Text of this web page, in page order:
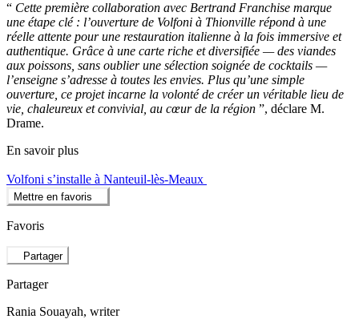
“ Cette première collaboration avec Bertrand Franchise marque
une étape clé : l’ouverture de Volfoni à Thionville répond à une
réelle attente pour une restauration italienne à la fois immersive et
authentique. Grâce à une carte riche et diversifiée — des viandes
aux poissons, sans oublier une sélection soignée de cocktails —
l’enseigne s’adresse à toutes les envies. Plus qu’une simple
ouverture, ce projet incarne la volonté de créer un véritable lieu de
vie, chaleureux et convivial, au cœur de la région ”, déclare M.
Drame.
En savoir plus
Volfoni s’installe à Nanteuil-lès-Meaux
Mettre en favoris
Favoris
Partager
Partager
Rania Souayah, writer